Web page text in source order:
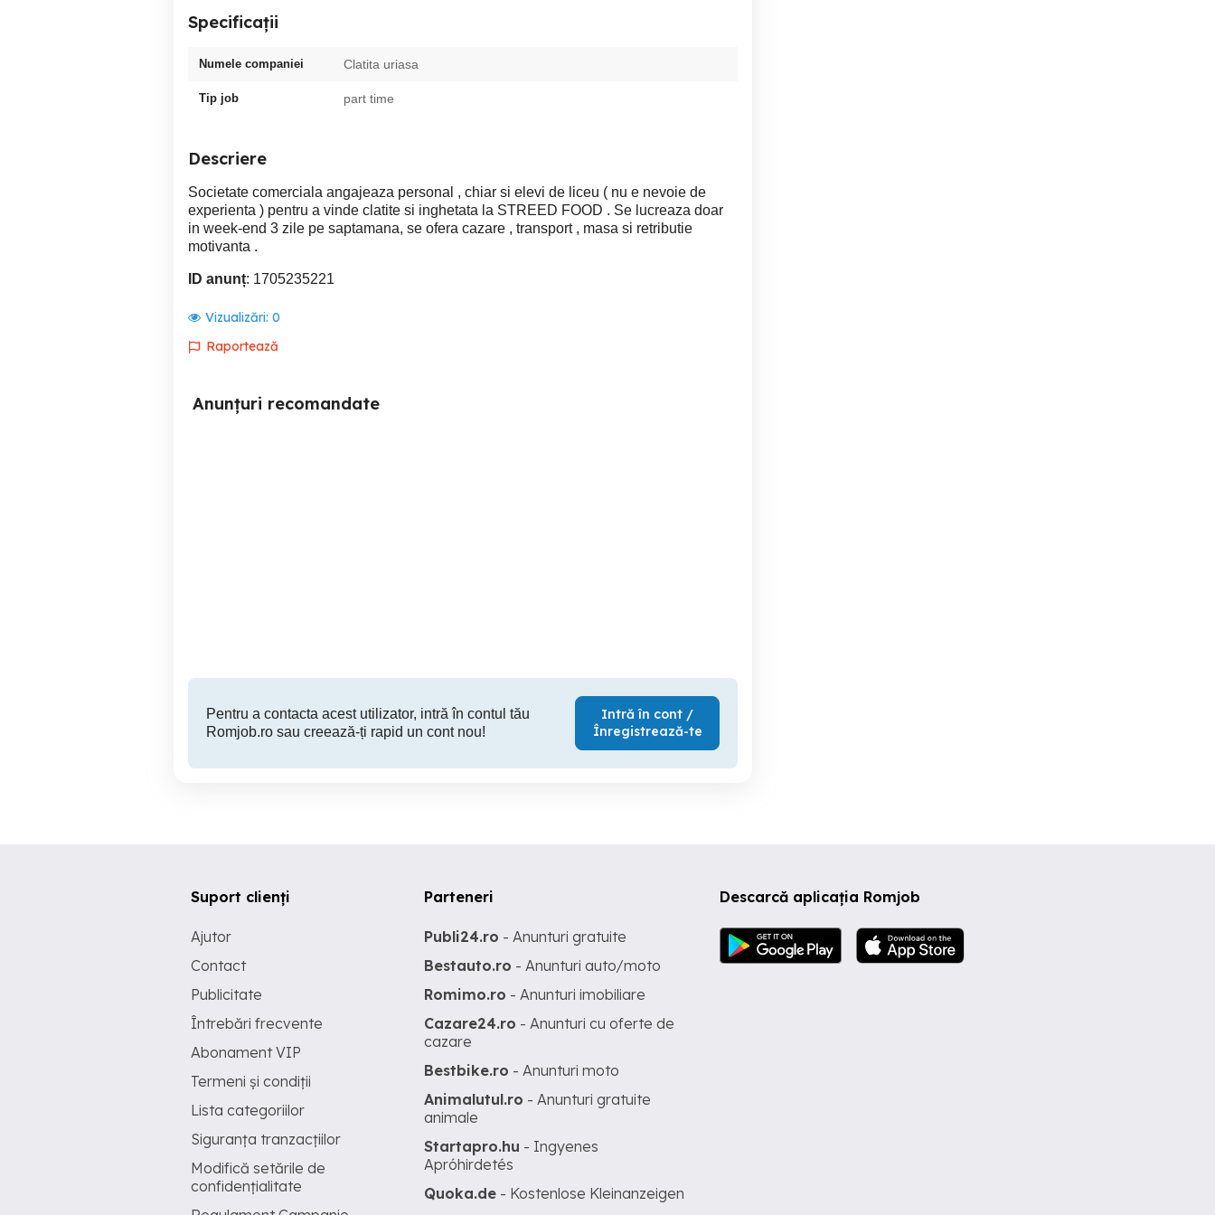
Specificații
Numele companiei Clatita uriasa
Tip job part time
Descriere
Societate comerciala angajeaza personal , chiar si elevi de liceu ( nu e nevoie de
experienta ) pentru a vinde clatite si inghetata la STREED FOOD . Se lucreaza doar
in week-end 3 zile pe saptamana, se ofera cazare , transport , masa si retributie
motivanta .
ID anunț: 1705235221
Vizualizări: 0
Raportează
Anunțuri recomandate
Pentru a contacta acest utilizator, intră în contul tău
Romjob.ro sau creează-ți rapid un cont nou!
Intră în cont /
Înregistrează-te
Descarcă aplicația Romjob
Suport clienți
Ajutor
Contact
Publicitate
Întrebări frecvente
Abonament VIP
Termeni și condiții
Lista categoriilor
Siguranța tranzacțiilor
Modifică setările de
confidențialitate
Parteneri
Publi24.ro - Anunturi gratuite
Bestauto.ro - Anunturi auto/moto
Romimo.ro - Anunturi imobiliare
Cazare24.ro - Anunturi cu oferte de
cazare
Bestbike.ro - Anunturi moto
Animalutul.ro - Anunturi gratuite
animale
Startapro.hu - Ingyenes
Apróhirdetés
Quoka.de - Kostenlose Kleinanzeigen